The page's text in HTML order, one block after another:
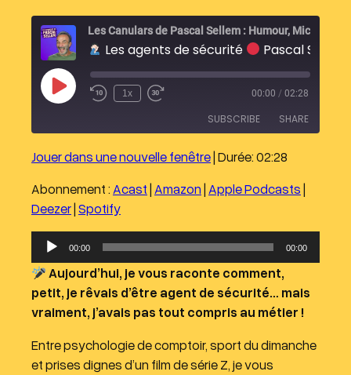
Les agents de sécurité Pascal Sellem
P
l
E
i
o
d
e
1x 00:00 / 02:28
SUBSCRIBE SHARE
Acast Amazon
Apple Podcasts Deezer
Spotify
RSS FEED
SHARE
LINK
EMBED
Jouer dans une nouvelle fenêtre|Durée: 02:28
Abonnement :Acast|Amazon|Apple Podcasts|
Deezer|Spotify
e
c
t
e
u
00:00 00:00
Aujourd’hui, je vous raconte comment,
petit, je rêvais d’être agent de sécurité… mais
vraiment, j’avais pas tout compris au métier !
Entre psychologie de comptoir, sport du dimanche
et prises dignes d’un film de série Z, je vous